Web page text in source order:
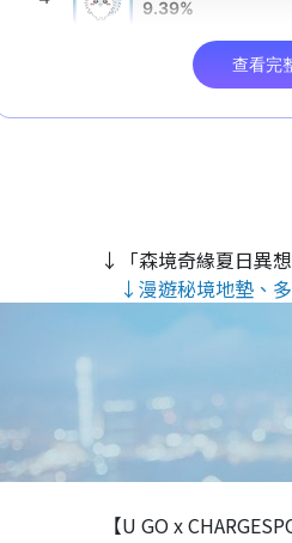
↓「森境奇緣夏日異
↓漫遊秘境地墊、
【U GO x